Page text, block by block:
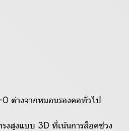
ต่างจากหมอนรองคอทั่วไป
งสูงแบบ 3D ที่เน้นการล็อคช่วง